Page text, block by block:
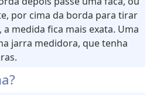
por cima da borda para tirar
a medida fica mais exata. Uma
jarra medidora, que tenha